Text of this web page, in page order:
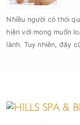
đạt tiêu chuẩn cần
Nhiều người có thói
hiện với mong muốn
lành. Tuy nhiên, đây